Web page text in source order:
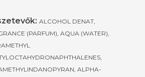
ALCOHOL DENAT,
(PARFUM), AQUA (WATER),
ALPHA-